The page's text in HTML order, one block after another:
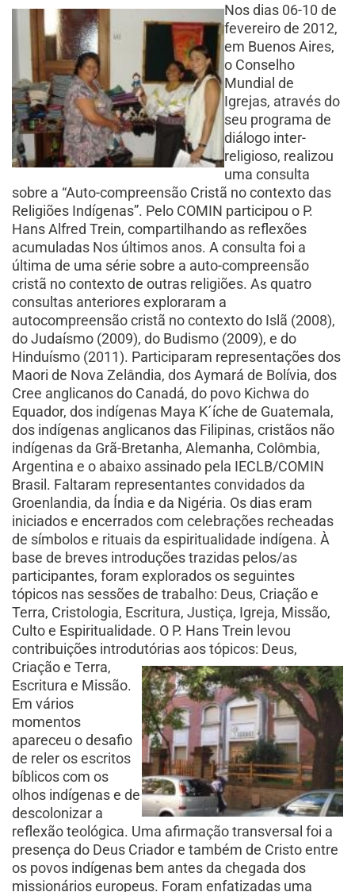
Nos dias 06-10 de
fevereiro de 2012,
em Buenos Aires,
o Conselho
Mundial de
Igrejas, através do
seu programa de
diálogo inter-
religioso, realizou
uma consulta
sobre a “Auto-compreensão Cristã no contexto das
Religiões Indígenas”. Pelo COMIN participou o P.
Hans Alfred Trein, compartilhando as reflexões
acumuladas Nos últimos anos. A consulta foi a
última de uma série sobre a auto-compreensão
cristã no contexto de outras religiões. As quatro
consultas anteriores exploraram a
autocompreensão cristã no contexto do Islã (2008),
do Judaísmo (2009), do Budismo (2009), e do
Hinduísmo (2011). Participaram representações dos
Maori de Nova Zelândia, dos Aymará de Bolívia, dos
Cree anglicanos do Canadá, do povo Kichwa do
Equador, dos indígenas Maya K´íche de Guatemala,
dos indígenas anglicanos das Filipinas, cristãos não
indígenas da Grã-Bretanha, Alemanha, Colômbia,
Argentina e o abaixo assinado pela IECLB/COMIN
Brasil. Faltaram representantes convidados da
Groenlandia, da Índia e da Nigéria. Os dias eram
iniciados e encerrados com celebrações recheadas
de símbolos e rituais da espiritualidade indígena. À
base de breves introduções trazidas pelos/as
participantes, foram explorados os seguintes
tópicos nas sessões de trabalho: Deus, Criação e
Terra, Cristologia, Escritura, Justiça, Igreja, Missão,
Culto e Espiritualidade. O P. Hans Trein levou
contribuições introdutórias aostópicos: Deus,
Criação e Terra,
Escritura e Missão.
Em vários
momentos
apareceu o desafio
de reler os escritos
bíblicos com os
olhos indígenas e de
descolonizar a
reflexão teológica. Uma afirmação transversal foi a
presença do Deus Criador e também de Cristo entre
os povos indígenas bem antes da chegada dos
missionários europeus. Foram enfatizadas uma